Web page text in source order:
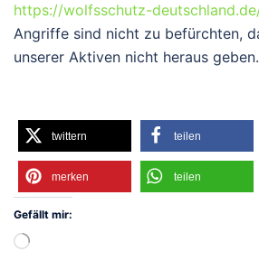
https://wolfsschutz-
Angriffe sind nicht zu befürchten,
unserer Aktiven nicht heraus geben.
twittern teilen
merken teilen
Gefällt mir:
Wird